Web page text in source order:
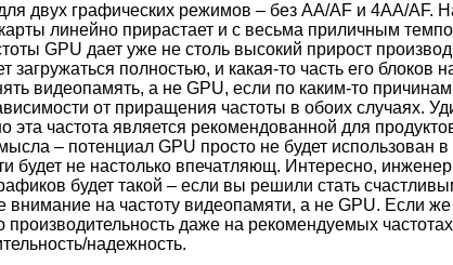
двух графических режимов – без AA/AF и 4AA/AF.
линейно прирастает и с весьма приличным
GPU дает уже не столь высокий прирост
полностью, и какая-то часть его блоков
видеопамять, а не GPU, если по каким-то
от приращения частоты в обоих случаях.
частота является рекомендованной для
– потенциал GPU просто не будет использован
будет не настолько впечатляющ. Интересно,
будет такой – если вы решили стать
на частоту видеопамяти, а не GPU. Если же
даже на рекомендуемых
надежность.